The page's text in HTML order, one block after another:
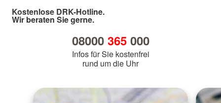
Kostenlose DRK-Hotline.
Wir beraten Sie gerne.
08000 365000
Infos für Sie kostenfrei
rund um die Uhr